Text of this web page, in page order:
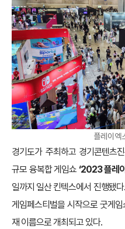
플레이엑
경기도가 주최하고 경기콘텐츠
규모 융복합 게임쇼 ‘2023 플레
일까지 일산 킨텍스에서 진행됐
게임페스티벌을 시작으로 굿게
재 이름으로 개최되고 있다.